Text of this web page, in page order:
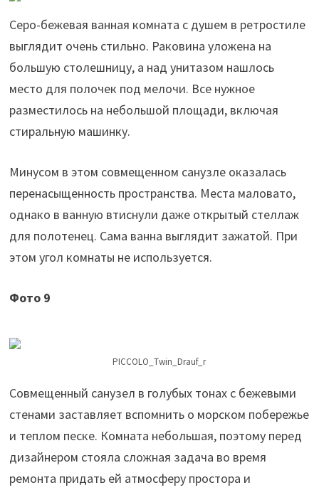
Серо-бежевая ванная комната с душем в ретростиле
выглядит очень стильно. Раковина уложена на
большую столешницу, а над унитазом нашлось
место для полочек под мелочи. Все нужное
разместилось на небольшой площади, включая
стиральную машинку.
Минусом в этом совмещенном санузле оказалась
перенасыщенность пространства. Места маловато,
однако в ванную втиснули даже открытый стеллаж
для полотенец. Сама ванна выглядит зажатой. При
этом угол комнаты не используется.
Фото 9
PICCOLO_Twin_Drauf_r
Совмещенный санузел в голубых тонах с бежевыми
стенами заставляет вспомнить о морском побережье
и теплом песке. Комната небольшая, поэтому перед
дизайнером стояла сложная задача во время
ремонта придать ей атмосферу простора и